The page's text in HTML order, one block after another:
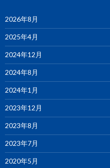
2026年8月
2025年4月
2024年12月
2024年8月
2024年1月
2023年12月
2023年8月
2023年7月
2020年5月